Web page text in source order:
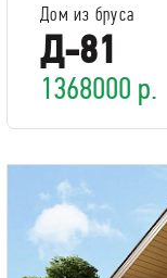
Дом из бруса
Д-81
1368000 р.